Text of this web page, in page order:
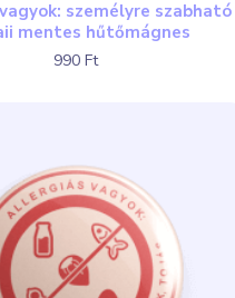
személyre szabható
mentes hűtőmágnes
990 Ft